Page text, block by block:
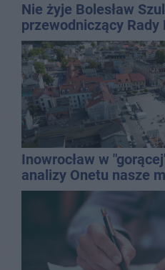
Nie żyje Bolesław
przewodniczący
dyrektor SP 14
Inowrocław w
analizy Onetu nasze
najbardziej